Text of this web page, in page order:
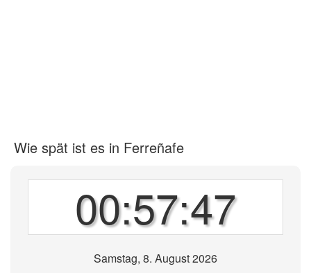
Wie spät ist es in Ferreñafe
00:57:47
Samstag, 8. August 2026